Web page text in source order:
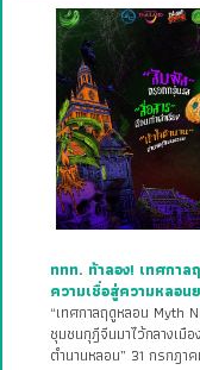
ททท. ท้าลอง! เทศกา
ความเชื่อสู่ความหลอน
“เทศกาลฤดูหลอน Myth
ชุมชนกุฎีจีนมาไว้กลางเ
ตำนานหลอน” 31 กรกฎา